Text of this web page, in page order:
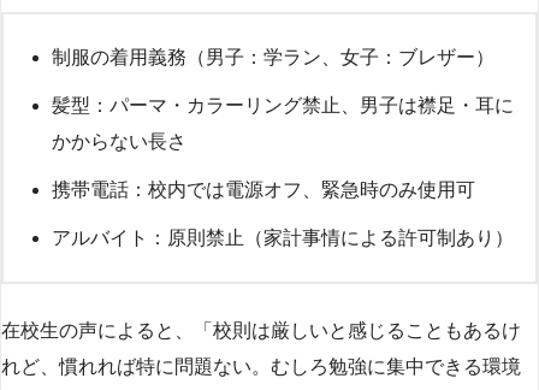
制服の着用義務（男子：学ラン、女子：ブレザー）
髪型：パーマ・カラーリング禁止、男子は襟足・耳に
かからない長さ
携帯電話：校内では電源オフ、緊急時のみ使用可
アルバイト：原則禁止（家計事情による許可制あり）
在校生の声によると、「校則は厳しいと感じることもあるけ
れど、慣れれば特に問題ない。むしろ勉強に集中できる環境